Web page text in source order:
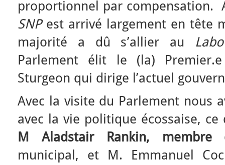
proportionnel par compensation.
SNPest arrivé largement en tête
majorité a dû s’allier au
Parlement élit le (la)
Sturgeon qui dirige l’actuel
Avec la visite du Parlement nous
avec la vie politique écossaise,
M Aladstair Rankin, membre
municipal, et M. Emmanuel